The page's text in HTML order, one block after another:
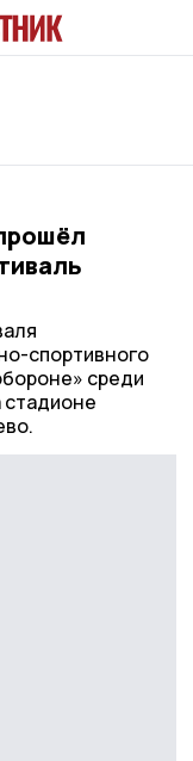
спортивного
среди